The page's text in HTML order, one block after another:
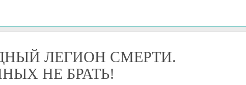
ЛЕГИОН СМЕРТИ.
НЕ БРАТЬ!